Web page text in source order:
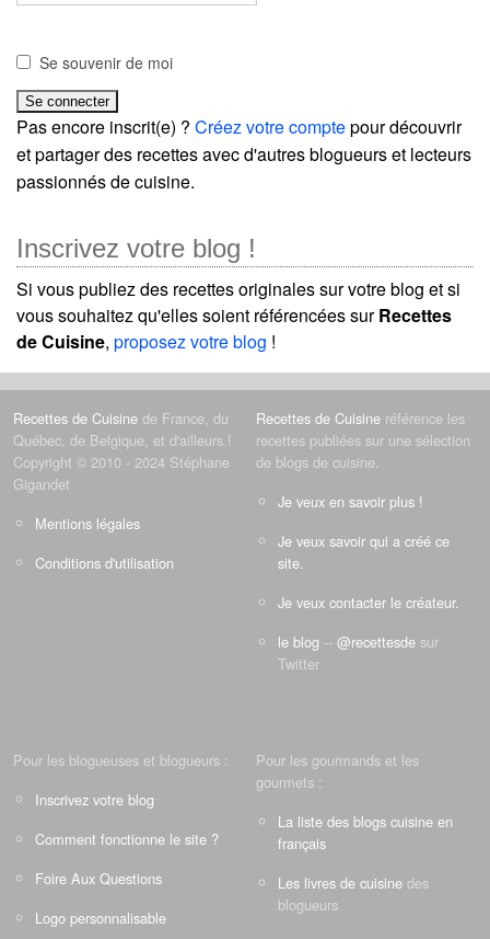
Se souvenir de moi
Pas encore inscrit(e) ? Créez votre comptepour découvrir
et partager des recettes avec d'autres blogueurs et lecteurs
passionnés de cuisine.
Inscrivez votre blog !
Si vous publiez des recettes originales sur votre blog et si
vous souhaitez qu'elles soient référencées surRecettes
de Cuisine, proposez votre blog !
Recettes de Cuisine de France, du
Québec, de Belgique, et d'ailleurs !
Copyright © 2010 - 2024 Stéphane
Gigandet
Mentions légales
Conditions d'utilisation
Recettes de Cuisine référence les
recettes publiées sur une sélection
de blogs de cuisine.
Je veux en savoir plus !
Je veux savoir qui a créé ce
site.
Je veux contacter le créateur.
le blog -- @recettesde sur
Twitter
Pour les blogueuses et blogueurs :
Inscrivez votre blog
Comment fonctionne le site ?
Foire Aux Questions
Logo personnalisable
Pour les gourmands et les
gourmets :
La liste des blogs cuisine en
français
Les livres de cuisine des
blogueurs